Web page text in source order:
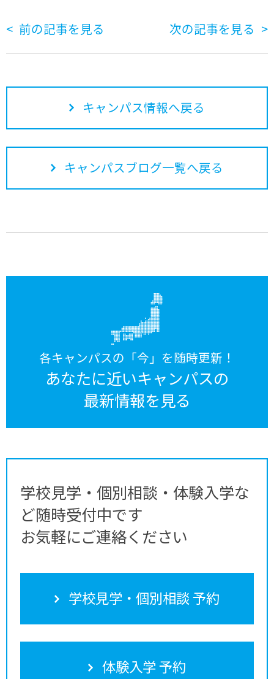
前の記事を見る 次の記事を見る
キャンパス情報へ戻る
キャンパスブログ一覧へ戻る
各キャンパスの「今」を随時更新！
あなたに近いキャンパスの
最新情報を見る
学校見学・個別相談・体験入学な
ど随時受付中です
お気軽にご連絡ください
学校見学・個別相談 予約
体験入学 予約